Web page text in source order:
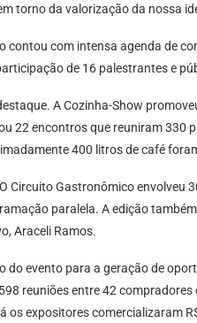
torno da valorização da nossa
com intensa agenda de
de 16 palestrantes e
A Cozinha-Show
22 encontros que reuniram 330
400 litros de café
Circuito Gastronômico envolveu
paralela. A edição
Araceli Ramos.
evento para a geração de
reuniões entre 42
os expositores comercializaram